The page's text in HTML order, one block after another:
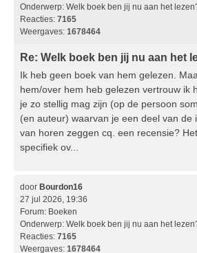
Onderwerp: Welk boek ben jij nu aan het
Reacties: 7165
Weergaves: 1678464
Re: Welk boek ben jij nu aan het
Ik heb geen boek van hem gelezen.
hem/over hem heb gelezen vertrouw ik
je zo stellig mag zijn (op de persoon
(en auteur) waarvan je een deel van de
van horen zeggen cq. een recensie?
specifiek ov...
door Bourdon16
27 jul 2026, 19:36
Forum: Boeken
Onderwerp: Welk boek ben jij nu aan het
Reacties: 7165
Weergaves: 1678464